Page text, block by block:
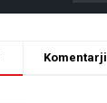
Komentarji